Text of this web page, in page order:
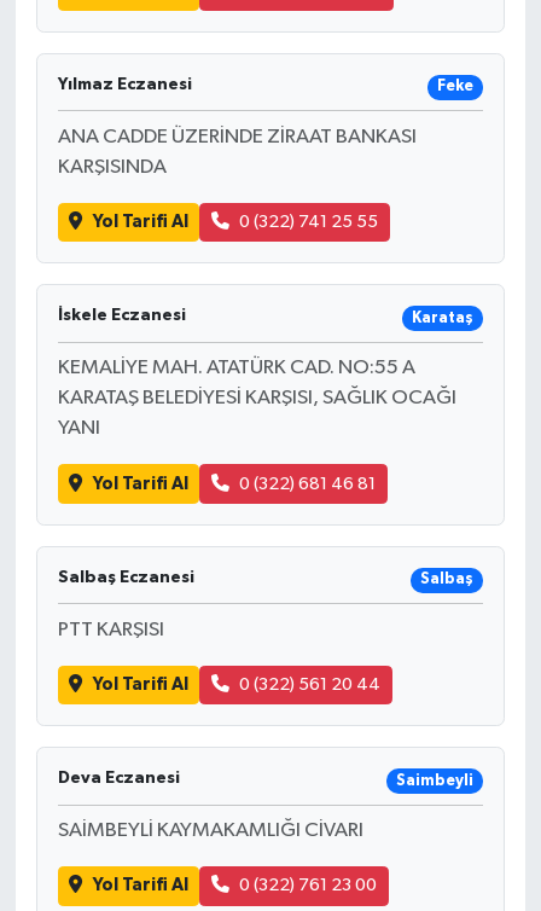
Yılmaz Eczanesi Feke
ANA CADDE ÜZERİNDE ZİRAAT BANKASI
KARŞISINDA
Yol Tarifi Al 0 (322) 741 25 55
İskele Eczanesi Karataş
KEMALİYE MAH. ATATÜRK CAD. NO:55 A
KARATAŞ BELEDİYESİ KARŞISI, SAĞLIK OCAĞI
YANI
Yol Tarifi Al 0 (322) 681 46 81
Salbaş Eczanesi Salbaş
PTT KARŞISI
Yol Tarifi Al 0 (322) 561 20 44
Deva Eczanesi Saimbeyli
SAİMBEYLİ KAYMAKAMLIĞI CİVARI
Yol Tarifi Al 0 (322) 761 23 00